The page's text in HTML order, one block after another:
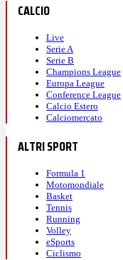
CALCIO
Live
Serie A
Serie B
Champions League
Europa League
Conference League
Calcio Estero
Calciomercato
ALTRI SPORT
Formula 1
Motomondiale
Basket
Tennis
Running
Volley
eSports
Ciclismo